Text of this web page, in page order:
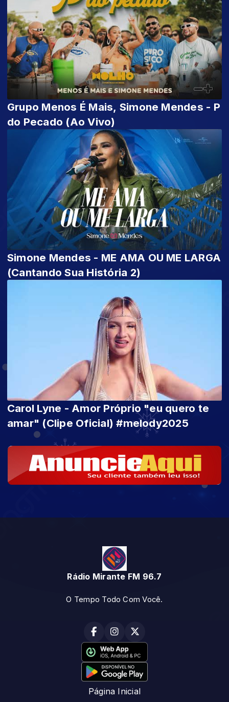
Grupo Menos É Mais, Simone Mendes - P
do Pecado (Ao Vivo)
Simone Mendes - ME AMA OU ME LARGA
(Cantando Sua História 2)
Carol Lyne - Amor Próprio "eu quero te
amar" (Clipe Oficial) #melody2025
Rádio Mirante FM 96.7
O Tempo Todo Com Você.
Página Inicial